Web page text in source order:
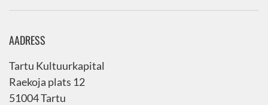
AADRESS
Tartu Kultuurkapital
Raekoja plats 12
51004 Tartu